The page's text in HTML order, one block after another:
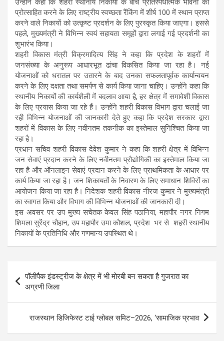
उन्होंने कहा कि शहरी स्थानीय निकायों के बीच प्रतिस्पर्धात्मक भावना को
प्रोत्साहित करने के लिए राष्ट्रीय स्वच्छता रैंकिंग में शीर्ष 100 में स्थान प्राप्त
करने वाले निकायों को उत्कृष्ट प्रदर्शन के लिए पुरस्कृत किया जाएगा। इससे
पहले, मुख्यमंत्री ने विभिन्न स्वयं सहायता समूहों द्वारा लगाई गई प्रदर्शनी का
शुभारंभ किया।
शहरी विकास मंत्री विक्रमादित्य सिंह ने कहा कि प्रदेश के शहरों में
जनसंख्या के अनुरूप आधारभूत ढांचा विकसित किया जा रहा है। नई
योजनाओं को धरातल पर उतारने के बाद उनका सफलतापूर्वक कार्यान्वयन
करने के लिए दक्षता तथा समर्पण से कार्य किया जाना चाहिए। उन्होंने कहा कि
स्थानीय निकायों की कार्यशैली में बदलाव आया है, हर क्षेत्र में समावेशी विकास
के लिए प्रयास किया जा रहे हैं। उन्होंने शहरी विकास विभाग द्वारा चलाई जा
रही विभिन्न योजनाओं की जानकारी देते हुए कहा कि प्रदेश सरकार द्वारा
शहरों में विकास के लिए नवीनतम तकनीक का इस्तेमाल सुनिश्चित किया जा
रहा है।
प्रधान सचिव शहरी विकास देवेश कुमार ने कहा कि शहरी क्षेत्र में विभिन्न
जन सेवाएं प्रदान करने के लिए नवीनतम प्रौद्योगिकी का इस्तेमाल किया जा
रहा है और ऑनलाइन सेवाएं प्रदान करने के लिए प्राथमिकता के आधार पर
कार्य किया जा रहा है। जन शिकायतों के निवारण के लिए समाधान शिविरों का
आयोजन किया जा रहा है। निदेशक शहरी विकास नीरज कुमार ने मुख्यमंत्री
का स्वागत किया और विभाग की विभिन्न योजनाओं की जानकारी दी।
इस अवसर पर उप मुख्य सचेतक केवल सिंह पठानिया, महापौर नगर निगम
शिमला सुरेंद्र चौहान, उप महापौर उमा कौशल, प्रदेश भर से शहरी स्थानीय
निकायों के प्रतिनिधि और गणमान्य उपस्थित थे।
navigation
पॉलीपैक इंडस्ट्रीज के क्षेत्र में भी मोरबी बन सकता है गुजरात का
अग्रणी जिला
राजस्थान डिजिफेस्ट टाई ग्लोबल समिट–2026, ‘सामाजिक प्रभाव